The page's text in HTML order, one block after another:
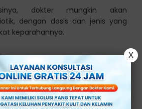
dokter mungkin akan
dengan dosis dan jenis yang
keparahannya.
ISK
X